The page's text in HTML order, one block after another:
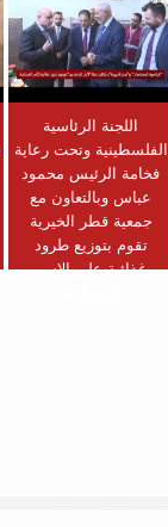
اللجنة الرئاسية
الفلسطينية وتحت رعاية
فخامة الرئيس محمود
عباس وبالتعاون مع
جمعية قطر الخيرية
تقوم بتوزيع طرود
غذائية على الاسر